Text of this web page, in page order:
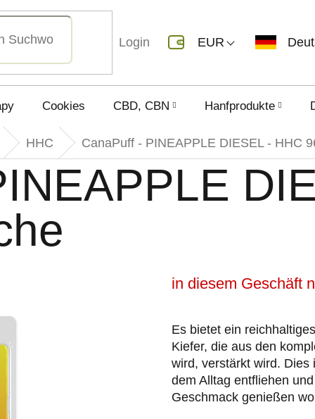
EUR
Login
Cookies CBD, CBN Hanfprodukte
HHC CanaPuff - PINEAPPLE DIESEL - HHC
in diesem Geschäft
Es bietet ein
Kiefer, die aus den
wird, verstärkt wird. Dies
dem Alltag entfliehen
Geschmack genießen